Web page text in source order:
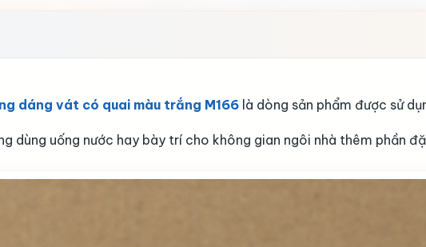
dáng vát có quai màu trắng M166 là dòng sản phẩm được sử
dùng uống nước hay bày trí cho không gian ngôi nhà thêm phần